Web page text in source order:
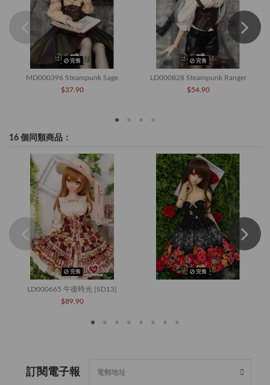
完售
MD000396 Steampunk Sage
$37.90
完售
LD000828 Steampunk Ranger
$54.90
16 個同類商品：
完售
LD000665 午後時光 [SD13]
$89.90
完售
訂閱電子報